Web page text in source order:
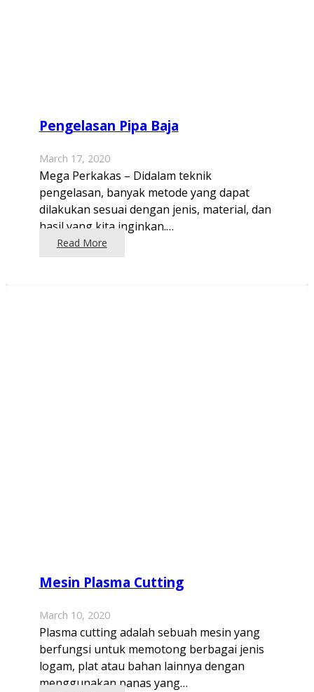
Pengelasan Pipa Baja
March 17, 2020
Mega Perkakas – Didalam teknik
pengelasan, banyak metode yang dapat
dilakukan sesuai dengan jenis, material, dan
hasil yang kita inginkan.…
Read More
Mesin Plasma Cutting
March 10, 2020
Plasma cutting adalah sebuah mesin yang
berfungsi untuk memotong berbagai jenis
logam, plat atau bahan lainnya dengan
menggunakan panas yang…